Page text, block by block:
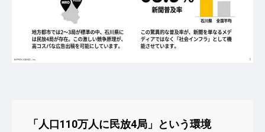
「人口110万人に民放4局」という環境